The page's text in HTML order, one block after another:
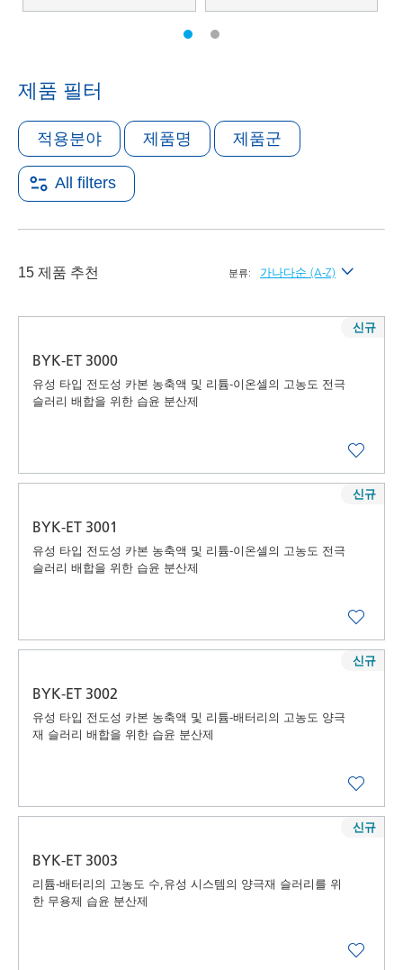
제품 필터
적용분야 제품명 제품군
All filters
15 제품 추천 분류: 가나다순 (A-Z)
가나다순 (A-Z)
BYK-ET 3000
유성 타입 전도성 카본 농축액 및 리튬-이온셀의 고농도 전극
슬러리 배합을 위한 습윤 분산제
신규
BYK-ET 3001
유성 타입 전도성 카본 농축액 및 리튬-이온셀의 고농도 전극
슬러리 배합을 위한 습윤 분산제
신규
BYK-ET 3002
유성 타입 전도성 카본 농축액 및 리튬-배터리의 고농도 양극
재 슬러리 배합을 위한 습윤 분산제
신규
BYK-ET 3003
리튬-배터리의 고농도 수,유성 시스템의 양극재 슬러리를 위
한 무용제 습윤 분산제
신규